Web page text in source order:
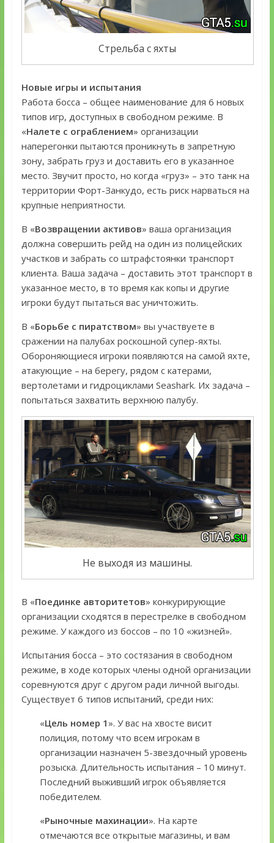
Стрельба с яхты
Новые игры и испытания
Работа босса – общее наименование для 6 новых
типов игр, доступных в свободном режиме. В
«Налете с ограблением» организации
наперегонки пытаются проникнуть в запретную
зону, забрать груз и доставить его в указанное
место. Звучит просто, но когда «груз» – это танк на
территории Форт-Занкудо, есть риск нарваться на
крупные неприятности.
В «Возвращении активов» ваша организация
должна совершить рейд на один из полицейских
участков и забрать со штрафстоянки транспорт
клиента. Ваша задача – доставить этот транспорт в
указанное место, в то время как копы и другие
игроки будут пытаться вас уничтожить.
В «Борьбе с пиратством» вы участвуете в
сражении на палубах роскошной супер-яхты.
Обороняющиеся игроки появляются на самой яхте,
атакующие – на берегу, рядом с катерами,
вертолетами и гидроциклами Seashark. Их задача –
попытаться захватить верхнюю палубу.
Не выходя из машины.
В «Поединке авторитетов» конкурирующие
организации сходятся в перестрелке в свободном
режиме. У каждого из боссов – по 10 «жизней».
Испытания босса – это состязания в свободном
режиме, в ходе которых члены одной организации
соревнуются друг с другом ради личной выгоды.
Существует 6 типов испытаний, среди них:
«Цель номер 1 ». У вас на хвосте висит
полиция, потому что всем игрокам в
организации назначен 5-звездочный уровень
розыска. Длительность испытания – 10 минут.
Последний выживший игрок объявляется
победителем.
«Рыночные махинации». На карте
отмечаются все открытые магазины, и вам